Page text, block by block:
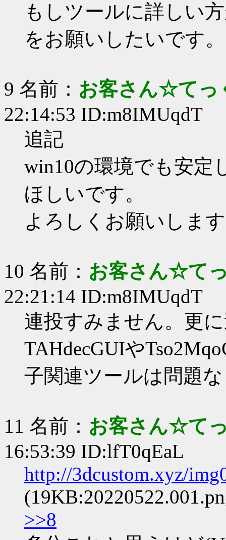
もしツールに詳しい
をお願いしたいです。
9 名前： お客さん☆てっ
22:14:53 ID:m8IMUqdT
追記
win10の環境でも安定
ほしいです。
よろしくお願いしま
10 名前： お客さん☆て
22:21:14 ID:m8IMUqdT
連投すみません。更
TAHdecGUIや
子関連ツールは問題
11 名前： お客さん☆て
16:53:39 ID:lfT0qEaL
http://3dcustom.xyz/
>>8